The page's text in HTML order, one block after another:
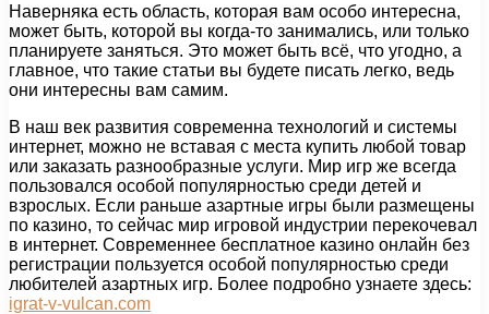
Наверняка есть область, которая вам особо интересна,
может быть, которой вы когда-то занимались, или только
планируете заняться. Это может быть всё, что угодно, а
главное, что такие статьи вы будете писать легко, ведь
они интересны вам самим.
В наш век развития современна технологий и системы
интернет, можно не вставая с места купить любой товар
или заказать разнообразные услуги. Мир игр же всегда
пользовался особой популярностью среди детей и
взрослых. Если раньше азартные игры были размещены
по казино, то сейчас мир игровой индустрии перекочевал
в интернет. Современнее бесплатное казино онлайн без
регистрации пользуется особой популярностью среди
любителей азартных игр. Более подробно узнаете здесь:
igrat-v-vulcan.com